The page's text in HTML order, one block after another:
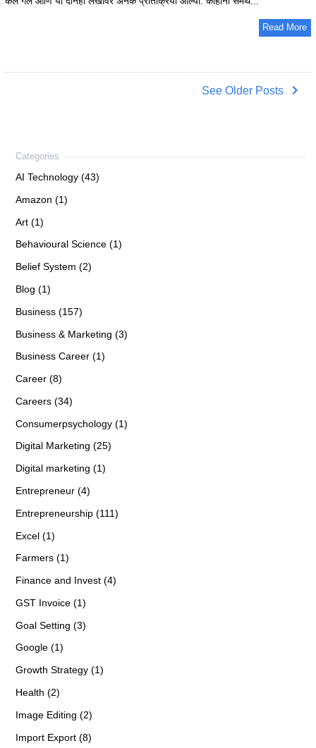
Read More
See Older Posts navigate_next
AI Technology (43)
Amazon (1)
Art (1)
Behavioural Science (1)
Belief System (2)
Blog (1)
Business (157)
Business & Marketing (3)
Business Career (1)
Career (8)
Careers (34)
Consumerpsychology (1)
Digital Marketing (25)
Digital marketing (1)
Entrepreneur (4)
Entrepreneurship (111)
Excel (1)
Farmers (1)
Finance and Invest (4)
GST Invoice (1)
Goal Setting (3)
Google (1)
Growth Strategy (1)
Health (2)
Image Editing (2)
Import Export (8)